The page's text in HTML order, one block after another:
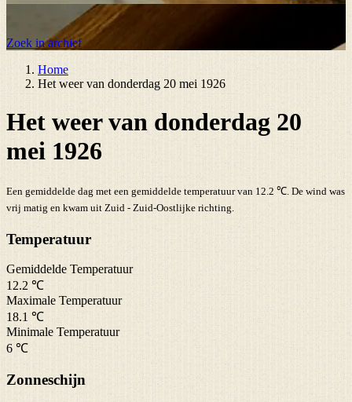
Zoek in archief
Home
Het weer van donderdag 20 mei 1926
Het weer van donderdag 20
mei 1926
Een gemiddelde dag met een gemiddelde temperatuur van 12.2 ℃. De wind was
vrij matig en kwam uit Zuid - Zuid-Oostlijke richting.
Temperatuur
Gemiddelde Temperatuur
12.2 ℃
Maximale Temperatuur
18.1 ℃
Minimale Temperatuur
6 ℃
Zonneschijn